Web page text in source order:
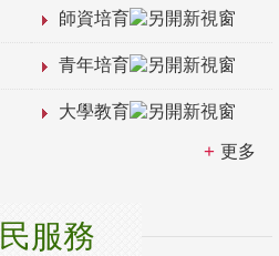
師資培育
青年培育
大學教育
更多
服務